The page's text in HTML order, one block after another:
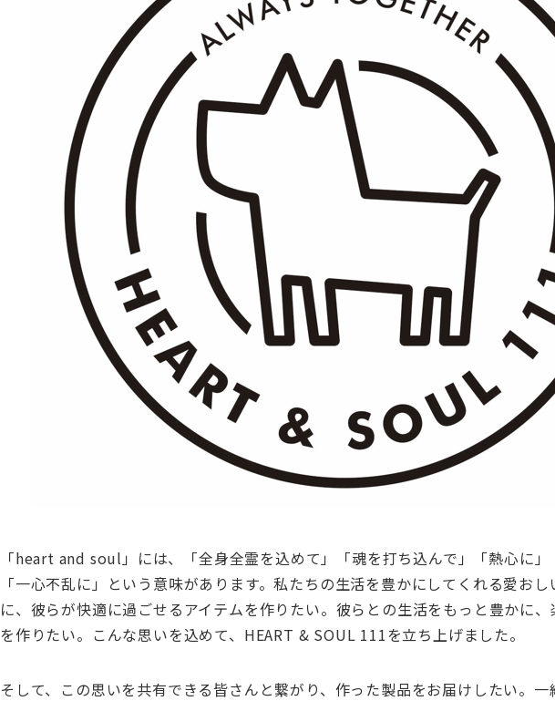
「heart and soul 」には、「全身全霊を込めて」「魂を打ち込んで」「熱心に
「一心不乱に」という意味があります。私たちの生活を豊かにしてくれる愛お
に、彼らが快適に過ごせるアイテムを作りたい。彼らとの生活をもっと豊かに
を作りたい。こんな思いを込めて、 HEART & SOUL 111を立ち上げました。
そして、この思いを共有できる皆さんと繋がり、作った製品をお届けしたい。